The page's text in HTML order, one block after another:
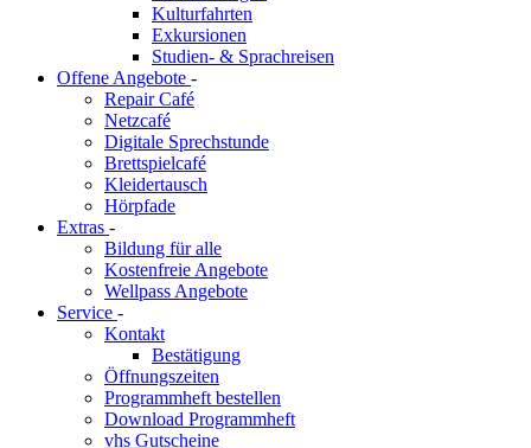
Kulturfahrten
Exkursionen
Studien- & Sprachreisen
Offene Angebote -
Repair Café
Netzcafé
Digitale Sprechstunde
Brettspielcafé
Kleidertausch
Hörpfade
Extras -
Bildung für alle
Kostenfreie Angebote
Wellpass Angebote
Service -
Kontakt
Bestätigung
Öffnungszeiten
Programmheft bestellen
Download Programmheft
vhs Gutscheine